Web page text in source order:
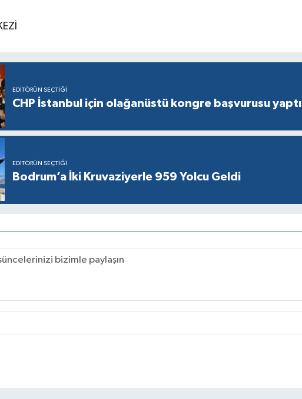
EDITÖRÜN SEÇTIĞI
CHP İstanbul için olağanüstü kongre başvurusu yaptı
EDITÖRÜN SEÇTIĞI
Bodrum’a İki Kruvaziyerle 959 Yolcu Geldi